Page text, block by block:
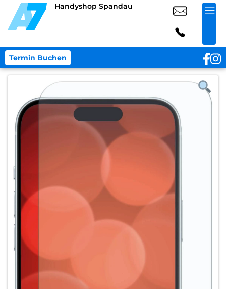
Handyshop Spandau
Termin Buchen